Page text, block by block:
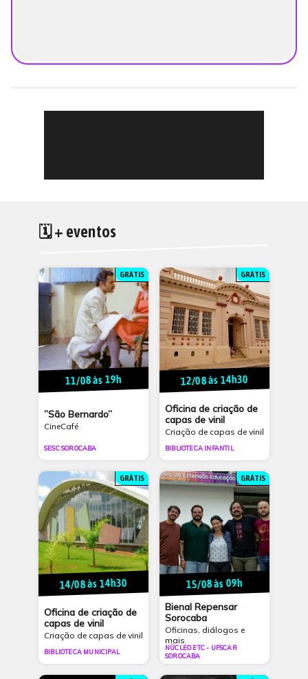
🗓 + eventos
GRÁTIS
11/08 às 19h
”São Bernardo”
CineCafé
SESC SOROCABA
GRÁTIS
12/08 às 14h30
Oficina de criação de
capas de vinil
Criação de capas de vinil
BIBLIOTECA INFANTIL
GRÁTIS
14/08 às 14h30
Oficina de criação de
capas de vinil
Criação de capas de vinil
BIBLIOTECA MUNICIPAL
GRÁTIS
15/08 às 09h
Bienal Repensar
Sorocaba
Oficinas, diálogos e
mais
NÚCLEO ETC - UFSCAR
SOROCABA